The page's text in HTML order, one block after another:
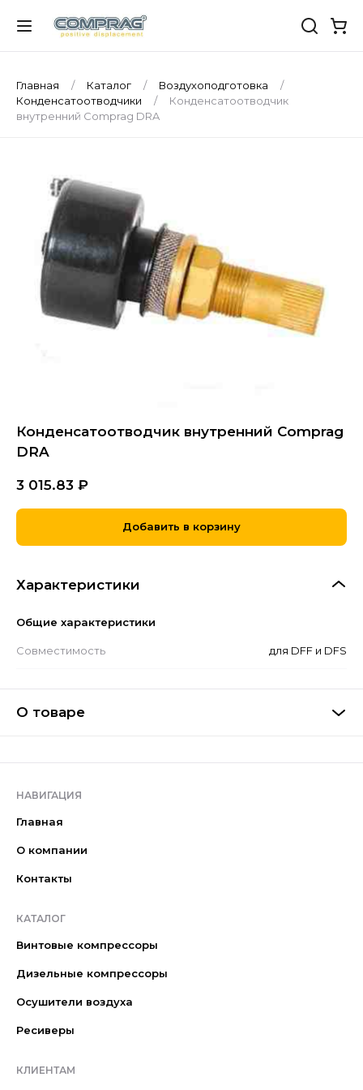
Главная Каталог
Воздухоподготовка
Конденсатоотводчики
Конденсатоотводчик
внутренний Comprag DRA
Конденсатоотводчик внутренний Comprag
DRA
3 015.83 ₽
Добавить в корзину
Характеристики
Общие характеристики
Совместимость для DFF и DFS
О товаре
НАВИГАЦИЯ
Главная
О компании
Контакты
КАТАЛОГ
Винтовые компрессоры
Дизельные компрессоры
Осушители воздуха
Ресиверы
КЛИЕНТАМ